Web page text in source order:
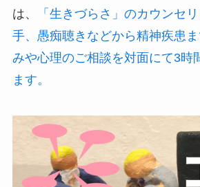
は、
「生きづらさ」のカウンセ
手、愚痴聴きなどから精神疾患
みや心理のご相談を対面にて3時
ます。